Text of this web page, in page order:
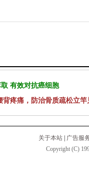
有效对抗癌细胞
疼痛，防治骨质疏松立竿
关于本站
广告服
Copyright (C)